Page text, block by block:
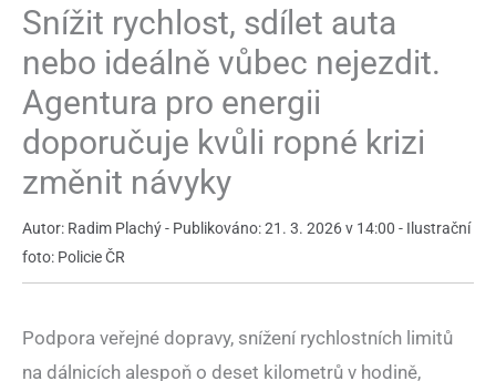
Snížit rychlost, sdílet auta
nebo ideálně vůbec nejezdit.
Agentura pro energii
doporučuje kvůli ropné krizi
změnit návyky
Autor: Radim Plachý - Publikováno: 21. 3. 2026 v 14:00 - Ilustrační
foto: Policie ČR
Podpora veřejné dopravy, snížení rychlostních limitů
na dálnicích alespoň o deset kilometrů v hodině,